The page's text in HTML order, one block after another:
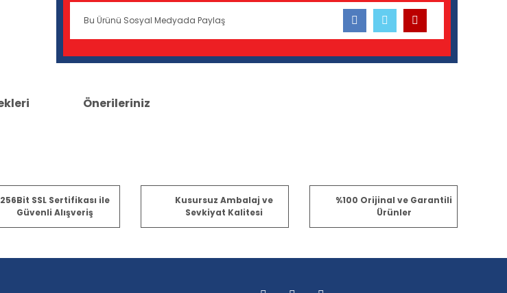
Bu Ürünü Sosyal Medyada Paylaş
Önerileriniz
ilk yorumu siz yapın!
noktaları öneri formunu kullanarak tarafımıza iletebilirsiniz.
256Bit SSL Sertifikası ile
Güvenli Alışveriş
Kusursuz Ambalaj ve
Sevkiyat Kalitesi
%100 Orijinal ve Garantili
Ürünler